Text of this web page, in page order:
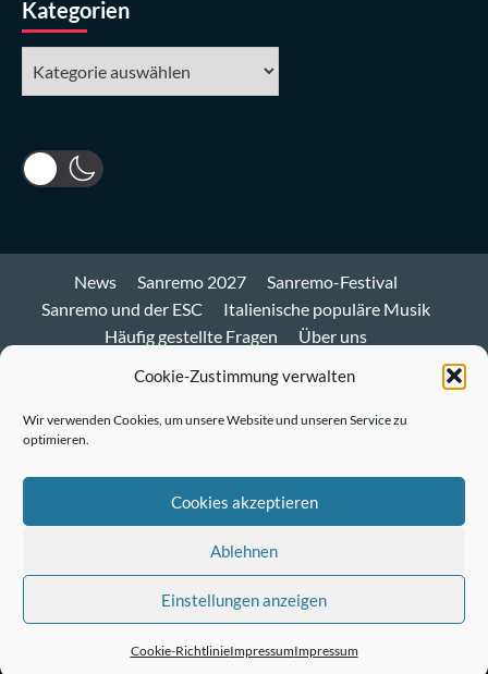
Cookie-Zustimmung verwalten
Wir verwenden Cookies, um unsere Website und unseren Service zu
optimieren.
Cookies akzeptieren
Ablehnen
Einstellungen anzeigen
Cookie-RichtlinieImpressumImpressum
Kategorien
News Sanremo 2027
Sanremo-Festival
Sanremo und der ESC
Italienische populäre Musik
Häufig gestellte Fragen
Über uns
Mastodon
Twitter
LinkedIn
© Sanremo-Festival.de|CoverNewsby AF themes.